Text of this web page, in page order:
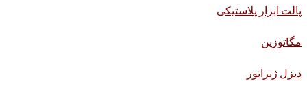
پالت ابزار پلاستیکی
مگاتوزین
دیزل ژنراتور